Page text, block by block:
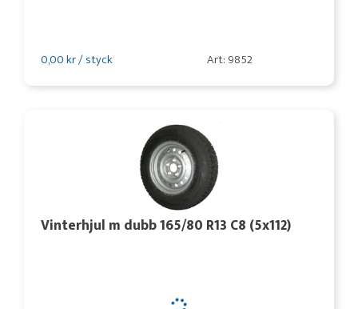
0,00 kr / styck Art: 9852
Vinterhjul m dubb 165/80 R13 C8 (5x112)